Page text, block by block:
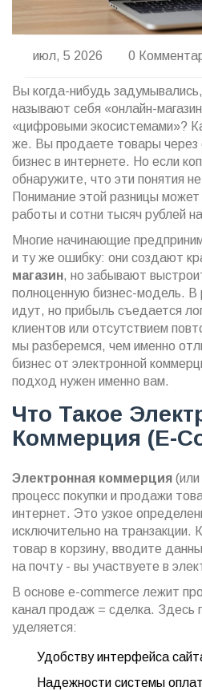
июл, 5 2026 0
Вы когда-нибудь
называют себя «онлайн-
«цифровыми экосистемами»?
же. Вы продаете товары через
бизнес в интернете. Но если
обнаружите, что эти понятия
Понимание этой разницы
работы и сотни тысяч рублей
Многие начинающие
и ту же ошибку: они создают
магазин, но забывают
полноценную бизнес-модель. В
идут, но прибыль съедается
клиентов или отсутствием
мы разберемся, чем именно
бизнес от электронной
подход нужен именно вам.
Что Такое
Коммерция (e-
Электронная коммерция
процесс покупки и продажи
интернет. Это узкое
исключительно на транзакции.
товар в корзину, вводите
на почту - вы участвуете в
В основе e-commerce лежит
канал продаж = сделка. Здесь
уделяется:
Удобству интерфейса
Надежности системы